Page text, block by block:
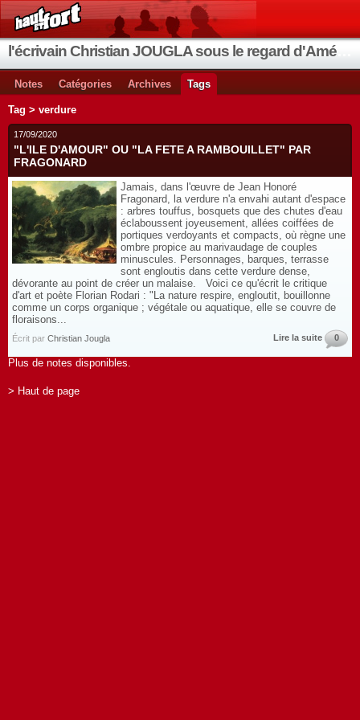
Notes Catégories Archives Tags
Tag > verdure
17/09/2020
"L'ILE D'AMOUR" OU "LA FETE A RAMBOUILLET" PAR
FRAGONARD
Jamais, dans l'œuvre de Jean Honoré
Fragonard, la verdure n'a envahi autant d'espace
: arbres touffus, bosquets que des chutes d'eau
éclaboussent joyeusement, allées coiffées de
portiques verdoyants et compacts, où règne une
ombre propice au marivaudage de couples
minuscules. Personnages, barques, terrasse
sont engloutis dans cette verdure dense,
dévorante au point de créer un malaise. Voici ce qu'écrit le critique
d'art et poète Florian Rodari : "La nature respire, engloutit, bouillonne
comme un corps organique ; végétale ou aquatique, elle se couvre de
floraisons...
Écrit par Christian Jougla Lire la suite 0
Plus de notes disponibles.
> Haut de page